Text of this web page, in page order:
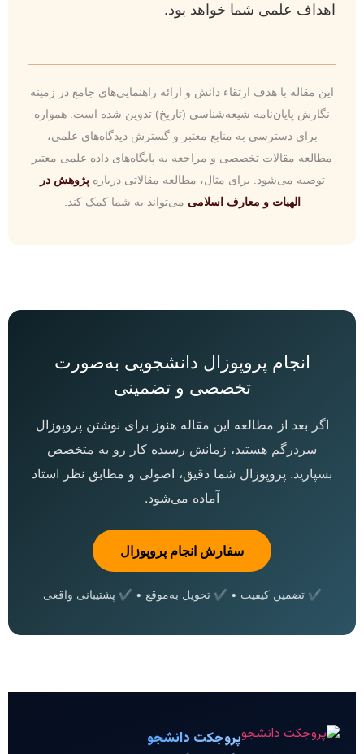
اهداف علمی شما خواهد بود.
این مقاله با هدف ارتقاء دانش و ارائه راهنمایی‌های جامع در زمینه
نگارش پایان‌نامه شیعه‌شناسی (تاریخ) تدوین شده است. همواره
برای دسترسی به منابع معتبر و گسترش دیدگاه‌های علمی،
مطالعه مقالات تخصصی و مراجعه به پایگاه‌های داده علمی معتبر
توصیه می‌شود. برای مثال، مطالعه مقالاتی دربارهپژوهش در
الهیات و معارف اسلامی می‌تواند به شما کمک کند.
انجام پروپوزال دانشجویی به‌صورت
تخصصی و تضمینی
اگر بعد از مطالعه این مقاله هنوز برای نوشتن پروپوزال
سردرگم هستید، زمانش رسیده کار رو به متخصص
بسپارید. پروپوزال شما دقیق، اصولی و مطابق نظر استاد
آماده می‌شود.
سفارش انجام پروپوزال
✔ تضمین کیفیت • ✔ تحویل به‌موقع • ✔ پشتیبانی واقعی
پروجکت دانشجو